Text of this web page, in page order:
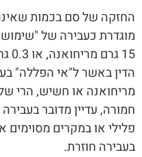
החזקה של סם בכמות
מוגדרת כעבירה של
הדין באשר ל"אי הפללה"
מריחואנה או חשיש, הרי
חמורה, עדיין מדובר
פלילי או במקרים
בעבירה חוזרת.